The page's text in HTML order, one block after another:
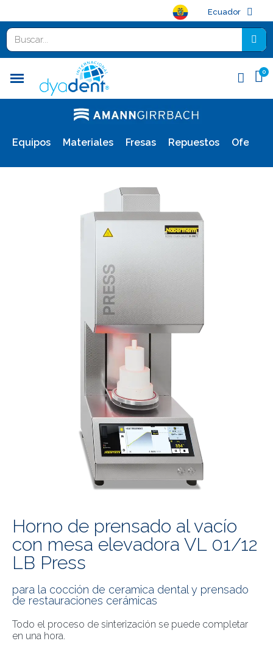
Ecuador
Equipos Materiales Fresas Repuestos Ofertas
Horno de prensado al vacío
con mesa elevadora VL 01/12
LB Press
para la cocción de ceramica dental y prensado
de restauraciones cerámicas
Todo el proceso de sinterización se puede completar
en una hora.